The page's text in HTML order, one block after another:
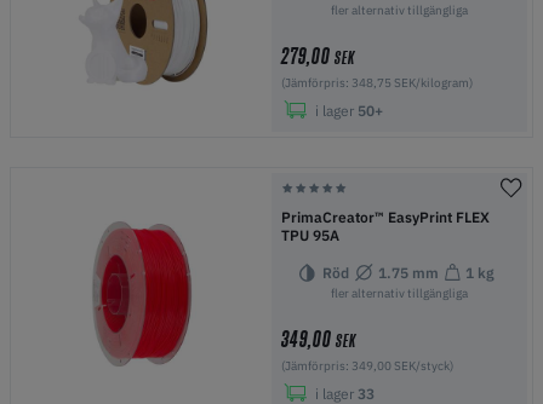
fler alternativ tillgängliga
279,00 SEK
(Jämförpris: 348,75 SEK/kilogram)
i lager 50+
PrimaCreator™ EasyPrint FLEX
TPU 95A
Röd 1.75 mm 1 kg
fler alternativ tillgängliga
349,00 SEK
(Jämförpris: 349,00 SEK/styck)
i lager 33